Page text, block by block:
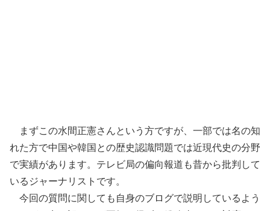
まずこの水間正憲さんという方ですが、一部では名の知
れた方で中国や韓国との歴史認識問題では近現代史の分野
で実績があります。テレビ局の偏向報道も昔から批判して
いるジャーナリストです。
今回の質問に関しても自身のブログで説明しているよう